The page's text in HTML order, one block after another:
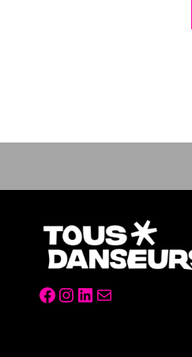
Facebook
Instagram
LinkedIn
Mail